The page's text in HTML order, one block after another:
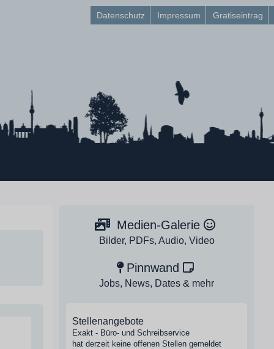
Datenschutz Impressum Gratiseintrag
Medien-Galerie
Bilder, PDFs, Audio, Video
Pinnwand
Jobs, News, Dates & mehr
Stellenangebote
Exakt - Büro- und Schreibservice
hat derzeit keine offenen Stellen gemeldet